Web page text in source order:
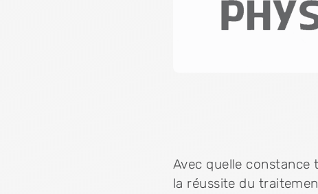
Avec quelle
la réussite du